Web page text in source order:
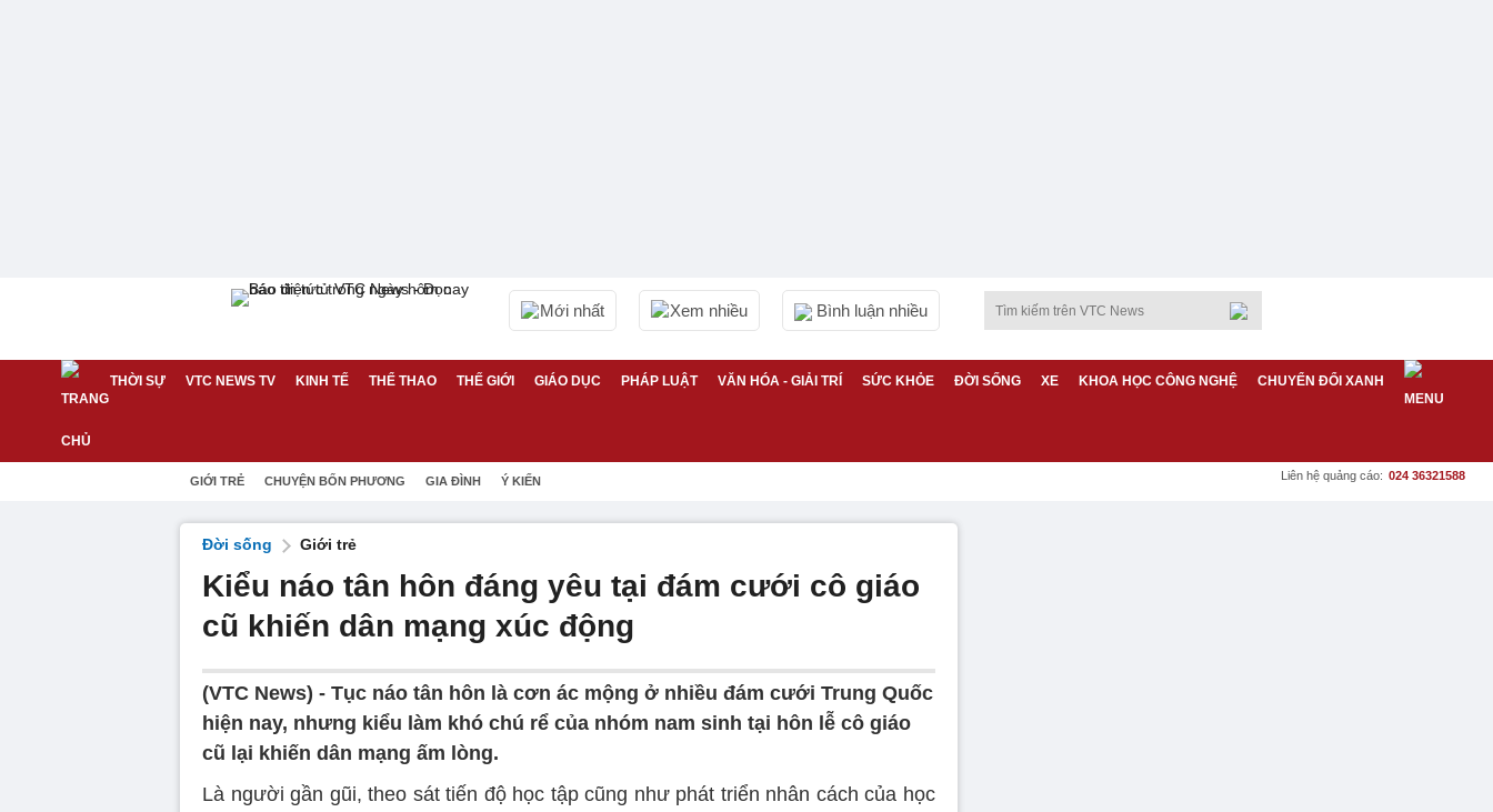
Mới nhất Xem nhiều Bình luận nhiều
THỜI SỰ VTC NEWS TV KINH TẾ THỂ THAO THẾ GIỚI GIÁO DỤC PHÁP LUẬT VĂN HÓA - GIẢI TRÍ SỨC KHỎE ĐỜI SỐNG XE KHOA HỌC CÔNG NGHỆ CHUYỂN ĐỔI XANH
GIỚI TRẺ CHUYỆN BỐN PHƯƠNG GIA ĐÌNH Ý KIẾN Liên hệ quảng cáo: 024 36321588
Đời sống Giới trẻ
Kiểu náo tân hôn đáng yêu tại đám cưới cô giáo
cũ khiến dân mạng xúc động
(VTC News) - Tục náo tân hôn là cơn ác mộng ở nhiều đám cưới Trung Quốc
hiện nay, nhưng kiểu làm khó chú rể của nhóm nam sinh tại hôn lễ cô giáo
cũ lại khiến dân mạng ấm lòng.
Là người gần gũi, theo sát tiến độ học tập cũng như phát triển nhân cách của học